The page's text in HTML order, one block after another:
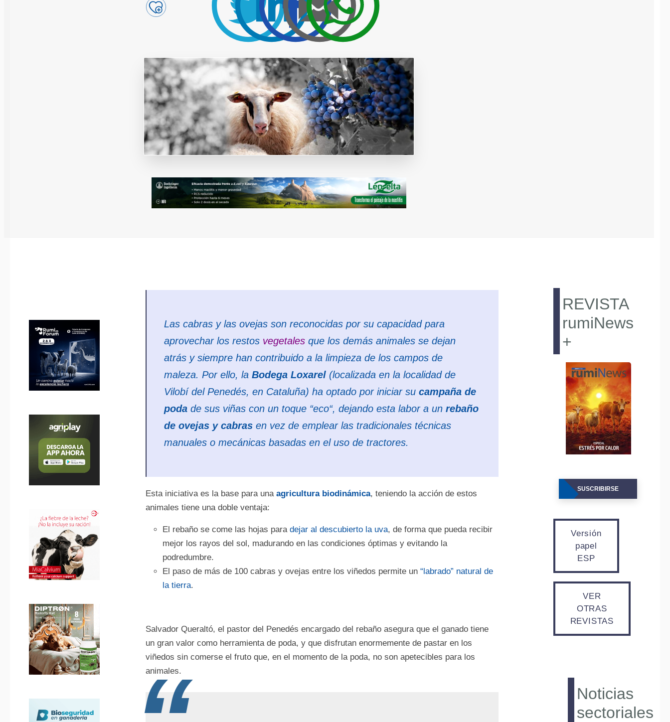
Reproducción y
Sostenibilidad
Equipos
Bioseguridad
Manejo y Bienestar
Patología
Publicidad y
Contactar
Contactar con
rumiNews
Las cabras y las ovejas son reconocidas por su capacidad para
aprovechar los restos vegetales que los demás animales se dejan
atrás y siempre han contribuido a la limpieza de los campos de
maleza. Por ello, laBodega Loxarel (localizada en la localidad de
Vilobí del Penedés, en Cataluña) ha optado por iniciar sucampaña de
poda de sus viñas con un toque “eco“, dejando esta labor a unrebaño
de ovejas y cabras en vez de emplear las tradicionales técnicas
manuales o mecánicas basadas en el uso de tractores.
Esta iniciativa es la base para una agricultura biodinámica, teniendo la acción de estos
animales tiene una doble ventaja:
El rebaño se come las hojas para dejar al descubierto la uva, de forma que pueda recibir
mejor los rayos del sol, madurando en las condiciones óptimas y evitando la
podredumbre.
El paso de más de 100 cabras y ovejas entre los viñedos permite un “labrado” natural de
la tierra.
Salvador Queraltó, el pastor del Penedés encargado del rebaño asegura que el ganado tiene
un gran valor como herramienta de poda, y que disfrutan enormemente de pastar en los
viñedos sin comerse el fruto que, en el momento de la poda, no son apetecibles para los
animales.
REVISTA
rumiNews
+
SUSCRIBIRSE
Versión
papel
ESP
VER
OTRAS
REVISTAS
Noticias
sectoriales